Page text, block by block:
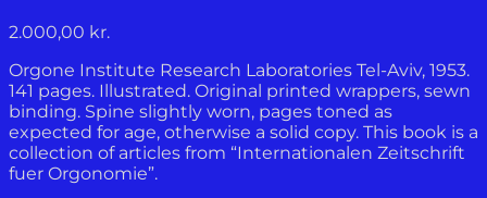
2.000,00 kr.
Orgone Institute Research Laboratories Tel-Aviv, 1953.
141 pages. Illustrated. Original printed wrappers, sewn
binding. Spine slightly worn, pages toned as
expected for age, otherwise a solid copy. This book is a
collection of articles from “Internationalen Zeitschrift
fuer Orgonomie”.